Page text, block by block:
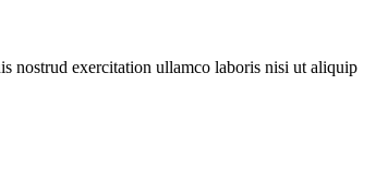
nostrud exercitation ullamco laboris nisi ut aliquip